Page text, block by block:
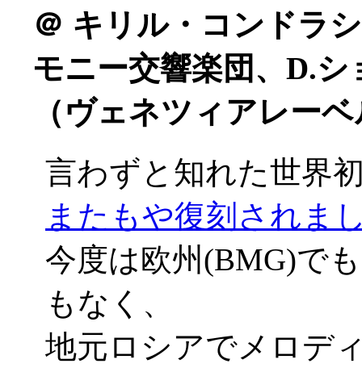
＠ キリル・コンドラ
モニー交響楽団、D.
（ヴェネツィアレー
言わずと知れた世界
またもや復刻されま
今度は欧州(BMG)で
もなく、
地元ロシアでメロデ